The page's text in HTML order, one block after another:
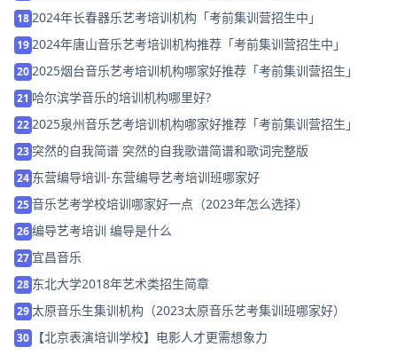
18 2024年长春器乐艺考培训机构「考前集训营招生中」
19 2024年唐山音乐艺考培训机构推荐「考前集训营招生中」
20 2025烟台音乐艺考培训机构哪家好推荐「考前集训营招生」
21 哈尔滨学音乐的培训机构哪里好?
22 2025泉州音乐艺考培训机构哪家好推荐「考前集训营招生」
23突然的自我简谱 突然的自我歌谱简谱和歌词完整版
24 东营编导培训-东营编导艺考培训班哪家好
25音乐艺考学校培训哪家好一点（2023年怎么选择）
26 编导艺考培训 编导是什么
27 宜昌音乐
28 东北大学2018年艺术类招生简章
29太原音乐生集训机构（2023太原音乐艺考集训班哪家好）
30 【北京表演培训学校】电影人才更需想象力